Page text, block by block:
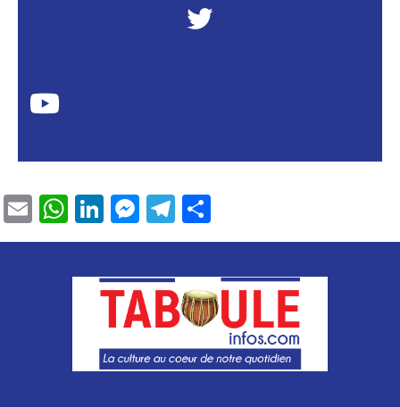
EmailWhatsApp
LinkedIn
Messenger
Telegram